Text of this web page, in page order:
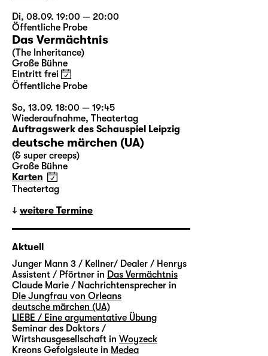
Di, 08.09. 19:00 — 20:00
Öffentliche Probe
Das Vermächtnis
(The Inheritance)
Große Bühne
Eintritt frei
Öffentliche Probe
So, 13.09. 18:00 — 19:45
Wiederaufnahme, Theatertag
Auftragswerk des Schauspiel Leipzig
deutsche märchen (UA)
(& super creeps)
Große Bühne
Karten
Theatertag
weitere Termine
Aktuell
Junger Mann 3 / Kellner/ Dealer / Henrys
Assistent / Pförtner in Das Vermächtnis
Claude Marie / Nachrichtensprecher in
Die Jungfrau von Orleans
deutsche märchen (UA)
LIEBE / Eine argumentative Übung
Seminar des Doktors /
Wirtshausgesellschaft in Woyzeck
Kreons Gefolgsleute in Medea